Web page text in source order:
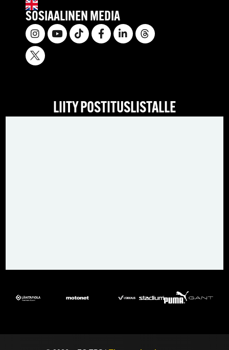
SOSIAALINEN MEDIA
LIITY POSTITUSLISTALLE